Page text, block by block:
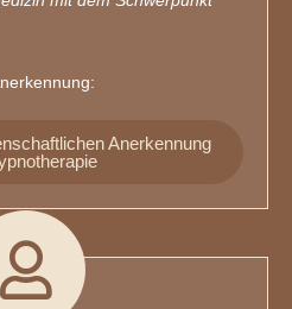
Anerkennung